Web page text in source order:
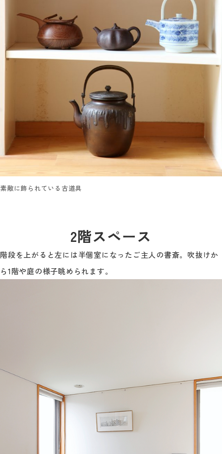
素敵に飾られている古道具
2階スペース
階段を上がると左には半個室になったご主人の書斎。吹抜けか
ら1階や庭の様子眺められます。